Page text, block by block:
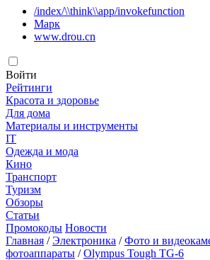
/index/\\think\\app/invokefunction
Марк
www.drou.cn
Войти
Рейтинги
Красота и здоровье
Для дома
Материалы и инструменты
IT
Одежда и мода
Кино
Транспорт
Туризм
Обзоры
Статьи
Промокоды Новости
Главная /Электроника /Фото и
фотоаппараты /Olympus Tough TG-6